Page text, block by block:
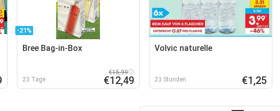
-21%
Bree Bag-in-Box
23 Tage
€15,99
€12,49
Volvic naturelle
23 Stunden €1,25